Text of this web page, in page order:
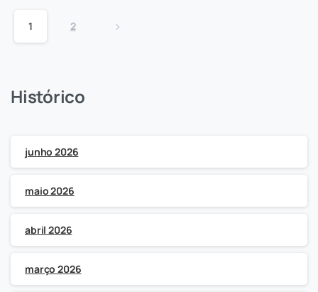
1 2
Histórico
junho 2026
maio 2026
abril 2026
março 2026